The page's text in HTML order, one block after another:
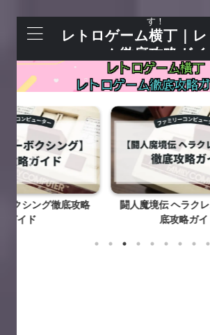
す！
レトロゲーム横丁｜
ーム徹底攻略ガイ
グ徹底攻略
闘人魔境伝 ヘラクレスの栄
底攻略ガイド